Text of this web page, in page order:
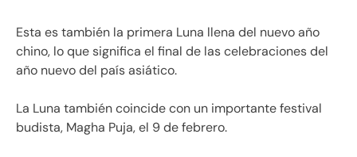
Esta es también la primera Luna llena del nuevo año
chino, lo que significa el final de las celebraciones del
año nuevo del país asiático.
La Luna también coincide con un importante festival
budista, Magha Puja, el 9 de febrero.